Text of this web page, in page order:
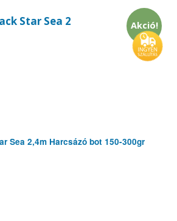
Akció!
Sea 2,4m Harcsázó bot 150-300gr